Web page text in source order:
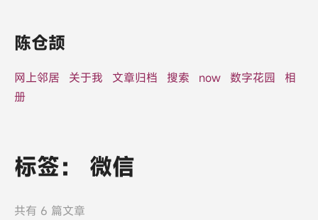
陈仓颉
网上邻居 关于我 文章归档 搜索 now 数字花园
相
册
标签： 微信
共有 6 篇文章